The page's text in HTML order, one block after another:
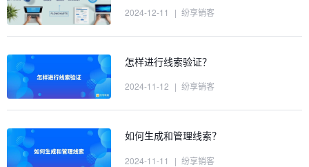
2024-12-11 | 纷享销客
怎样进行线索验证？
2024-11-12 | 纷享销客
如何生成和管理线索？
2024-11-11 | 纷享销客